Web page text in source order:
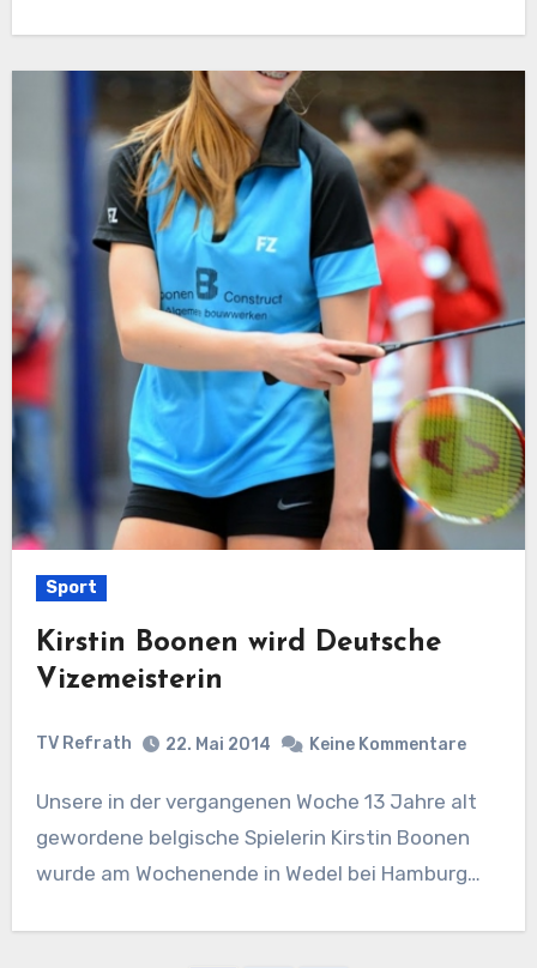
Sport
Kirstin Boonen wird Deutsche
Vizemeisterin
TV Refrath 22. Mai 2014 Keine Kommentare
Unsere in der vergangenen Woche 13 Jahre alt
gewordene belgische Spielerin Kirstin Boonen
wurde am Wochenende in Wedel bei Hamburg…